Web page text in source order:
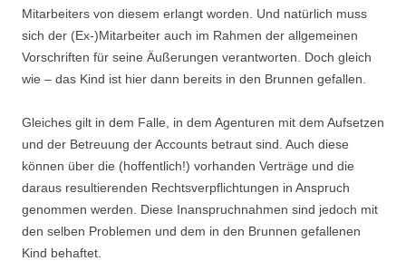
Mitarbeiters von diesem erlangt worden. Und natürlich muss
sich der (Ex-)Mitarbeiter auch im Rahmen der allgemeinen
Vorschriften für seine Äußerungen verantworten. Doch gleich
wie – das Kind ist hier dann bereits in den Brunnen gefallen.
Gleiches gilt in dem Falle, in dem Agenturen mit dem Aufsetzen
und der Betreuung der Accounts betraut sind. Auch diese
können über die (hoffentlich!) vorhanden Verträge und die
daraus resultierenden Rechtsverpflichtungen in Anspruch
genommen werden. Diese Inanspruchnahmen sind jedoch mit
den selben Problemen und dem in den Brunnen gefallenen
Kind behaftet.